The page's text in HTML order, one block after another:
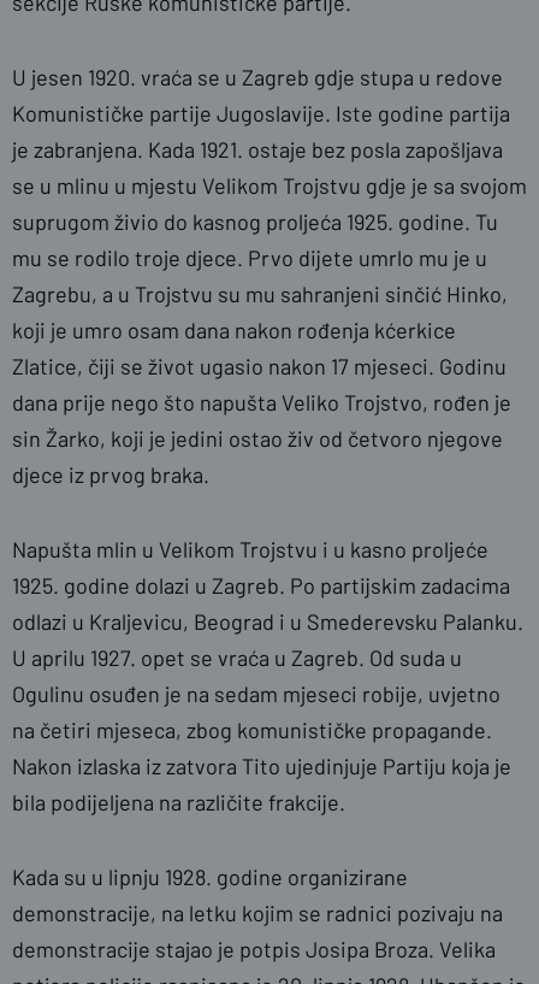
U jesen 1920. vraća se u Zagreb gdje stupa u redove
Komunističke partije Jugoslavije. Iste godine partija
je zabranjena. Kada 1921. ostaje bez posla zapošljava
se u mlinu u mjestu Velikom Trojstvu gdje je sa svojom
suprugom živio do kasnog proljeća 1925. godine. Tu
mu se rodilo troje djece. Prvo dijete umrlo mu je u
Zagrebu, a u Trojstvu su mu sahranjeni sinčić Hinko,
koji je umro osam dana nakon rođenja kćerkice
Zlatice, čiji se život ugasio nakon 17 mjeseci. Godinu
dana prije nego što napušta Veliko Trojstvo, rođen je
sin Žarko, koji je jedini ostao živ od četvoro njegove
djece iz prvog braka.
Napušta mlin u Velikom Trojstvu i u kasno proljeće
1925. godine dolazi u Zagreb. Po partijskim zadacima
odlazi u Kraljevicu, Beograd i u Smederevsku Palanku.
U aprilu 1927. opet se vraća u Zagreb. Od suda u
Ogulinu osuđen je na sedam mjeseci robije, uvjetno
na četiri mjeseca, zbog komunističke propagande.
Nakon izlaska iz zatvora Tito ujedinjuje Partiju koja je
bila podijeljena na različite frakcije.
Kada su u lipnju 1928. godine organizirane
demonstracije, na letku kojim se radnici pozivaju na
demonstracije stajao je potpis Josipa Broza. Velika